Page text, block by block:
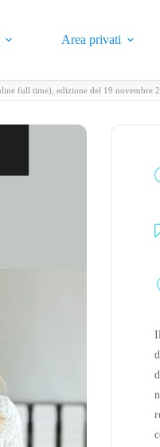
Area privati
full time), edizione del 19 novembre